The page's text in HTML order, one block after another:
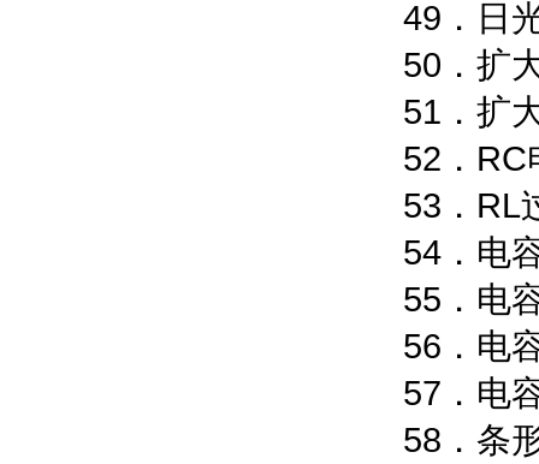
49．
50
51．
52
53
54
55．电
56．电
57．电
58．条